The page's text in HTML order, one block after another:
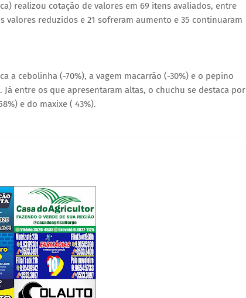
realizou cotação de valores em 69 itens avaliados, entre
valores reduzidos e 21 sofreram aumento e 35 continuaram
a cebolinha (-70%), a vagem macarrão (-30%) e o pepino
entre os que apresentaram altas, o chuchu se destaca por
e do maxixe ( 43%).